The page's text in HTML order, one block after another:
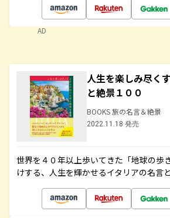
AD
人生を楽しみ尽く
と絶景１００
BOOKS 旅の名言＆絶景
2022.11.18 発売
世界を４０年以上歩いてきた「地球の歩
けする、人生を輝かせるイタリアの名言